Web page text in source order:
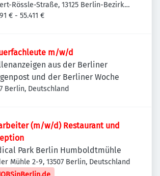
Rössle-Straße, 13125 Berlin-Bezirk
Deutschland
€ - 55.411 €
m/w/d
aus der Berliner
und der Berliner Woche
Berlin, Deutschland
(m/w/d) Restaurant und
Park Berlin Humboldtmühle
Mühle 2-9, 13507 Berlin, Deutschland